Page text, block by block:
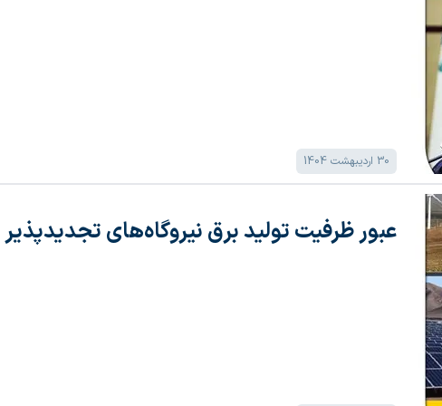
30 اردیبهشت 1404
عبور ظرفیت تولید برق نیروگاه‌های تجدیدپذیر از ۱۱۰۰